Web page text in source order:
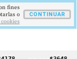
fines
o
CONTINUAR